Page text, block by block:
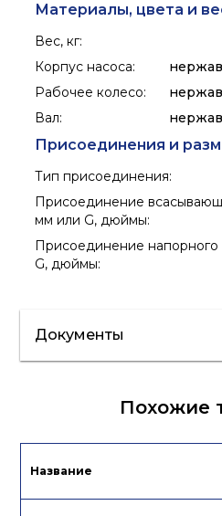
Материалы, цвета и
Вес, кг:
Корпус насоса:
Рабочее колесо:
Вал:
Присоединения и
Тип присоединения:
Присоединение
мм или G, дюймы:
Присоединение напорного
G, дюймы:
Документы
Декларация
Каталог
продукции
Похожие
Название